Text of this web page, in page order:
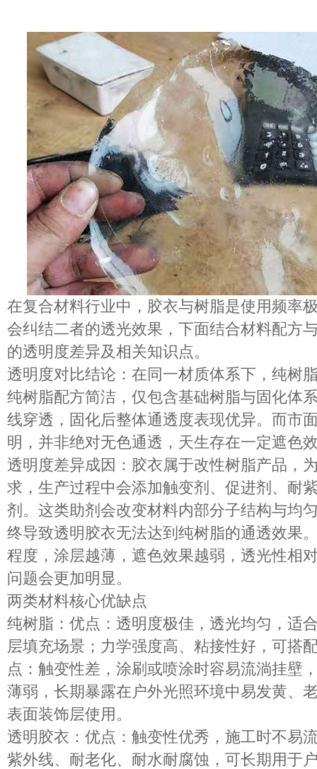
在复合材料行业中，胶衣与树脂是使用频率
会纠结二者的透光效果，下面结合材料配方
的透明度差异及相关知识点。
透明度对比结论 ：在 同一材质体系下， 纯树
纯树脂配方简洁，仅包含基础树脂与固化体
线穿透，固化后整体通透度表现优异。而市
明，并非绝对无色通透，天生存在一定遮色
透明度差异成因 ：胶衣属于改性树脂产品，
求，生产过程中会添加触变剂、促进剂、耐
剂。这类助剂会改变材料内部分子结构与均
终导致透明胶衣无法达到纯树脂的通透效果
程度， 涂层越薄，遮色效果越弱，透光性相
问题会更加明显。
两类材料核心优缺点
纯树脂 ：优点： 透明度极佳 ，透光均匀，适
层填充场景；力学强度高、粘接性好，可搭
点： 触变性差 ，涂刷或喷涂时容易流淌挂壁
薄弱 ，长期暴露在户外光照环境中易发黄、
表面装饰层使用。
透明胶衣 ：优点：触变性优秀，施工时不易
紫外线、耐老化、耐水耐腐蚀，可长期用于